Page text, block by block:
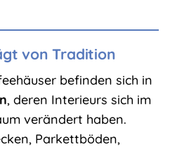
von Tradition
befinden sich in
, deren Interieurs sich im
verändert haben.
Parkettböden,